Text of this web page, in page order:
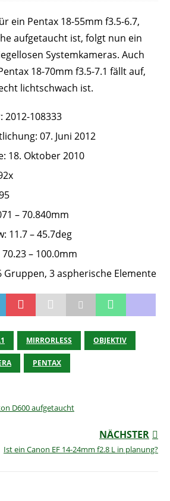
ein Pentax 18-55mm f3.5-6.7,
aufgetaucht ist, folgt nun ein
Systemkameras. Auch
18-70mm f3.5-7.1 fällt auf,
lichtschwach ist.
108333
07. Juni 2012
18. Oktober 2010
– 70.840mm
11.7 – 45.7deg
– 100.0mm
Gruppen, 3 aspherische Elemente
MIRRORLESS OBJEKTIV
PENTAX
D600 aufgetaucht
NÄCHSTER
Ist ein Canon EF 14-24mm f2.8 L in planung?